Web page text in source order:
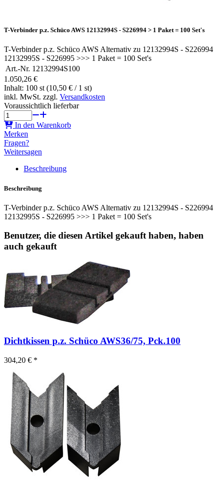
T-Verbinder p.z. Schüco AWS 12132994S - S226994 > 1 Paket = 100 Set's
T-Verbinder p.z. Schüco AWS Alternativ zu 12132994S - S226994
12132995S - S226995 >>> 1 Paket = 100 Set's
Art.-Nr. 12132994S100
1.050,26 €
Inhalt: 100 st (10,50 € / 1 st)
inkl. MwSt. zzgl. Versandkosten
Voraussichtlich lieferbar
In den Warenkorb
Merken
Fragen?
Weitersagen
Beschreibung
Beschreibung
T-Verbinder p.z. Schüco AWS Alternativ zu 12132994S - S226994
12132995S - S226995 >>> 1 Paket = 100 Set's
Benutzer, die diesen Artikel gekauft haben, haben
auch gekauft
Dichtkissen p.z. Schüco AWS36/75, Pck.100
304,20 € *